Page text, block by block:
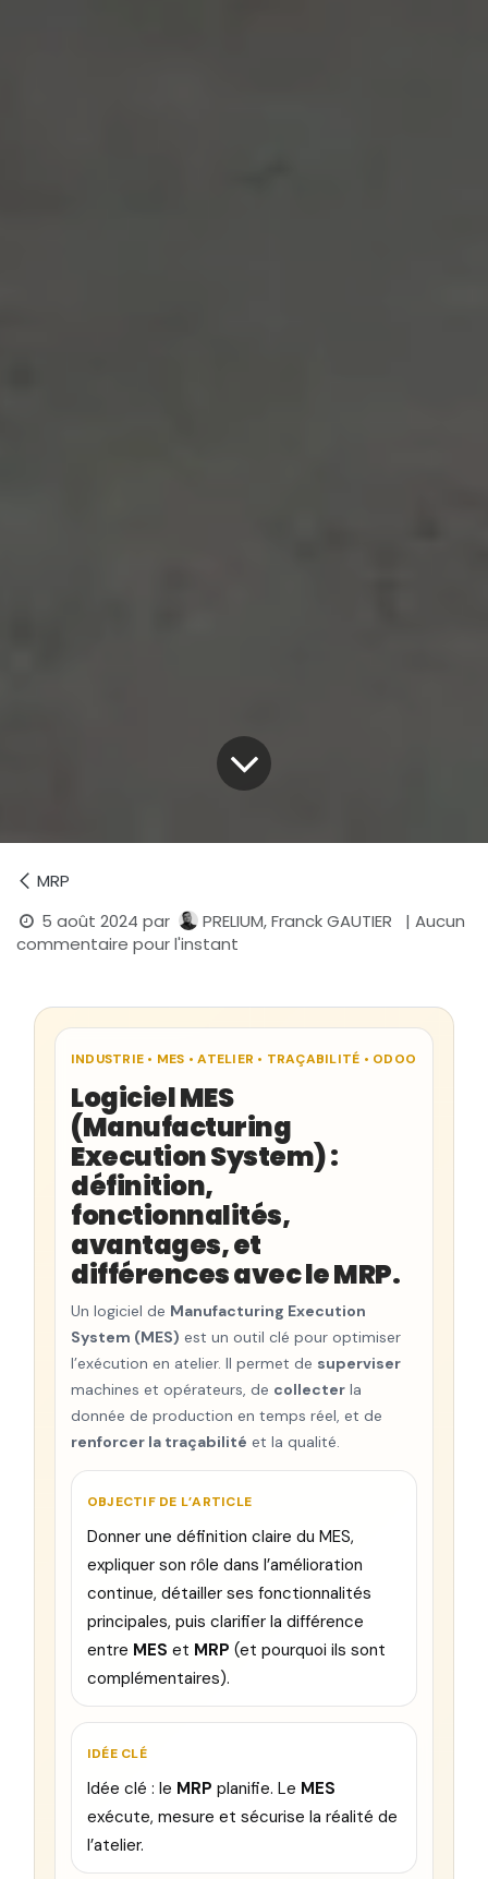
MRP
5 août 2024 par PRELIUM, Franck GAUTIER
| Aucun
commentaire pour l'instant
INDUSTRIE • MES • ATELIER • TRAÇABILITÉ • ODOO
Logiciel MES
(Manufacturing
Execution System) :
définition,
fonctionnalités,
avantages, et
différences avec le MRP.
Un logiciel de Manufacturing Execution
System (MES) est un outil clé pour optimiser
l’exécution en atelier. Il permet de superviser
machines et opérateurs, de collecter la
donnée de production en temps réel, et de
renforcer la traçabilité et la qualité.
OBJECTIF DE L’ARTICLE
Donner une définition claire du MES,
expliquer son rôle dans l’amélioration
continue, détailler ses fonctionnalités
principales, puis clarifier la différence
entre MES et MRP (et pourquoi ils sont
complémentaires).
IDÉE CLÉ
Idée clé : le MRP planifie. Le MES
exécute, mesure et sécurise la réalité de
l’atelier.